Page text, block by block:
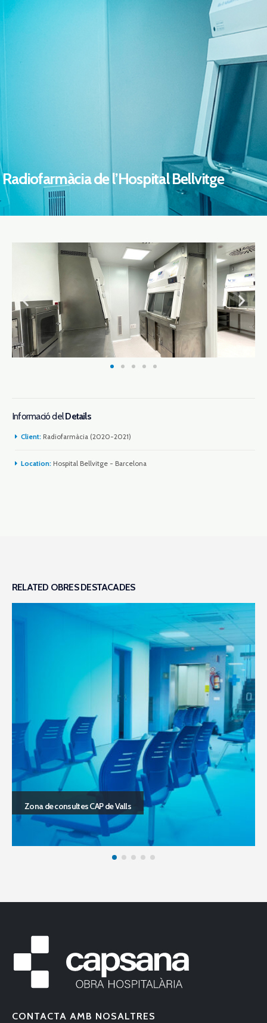
Radiofarmàcia de l’Hospital Bellvitge
Informació delDetails
Client: Radiofarmàcia (2020-2021)
Location: Hospital Bellvitge - Barcelona
RELATED OBRES DESTACADES
Sala hemodinàmica cardíaca de l’hospital Joan XXIII
CONTACTA AMB NOSALTRES